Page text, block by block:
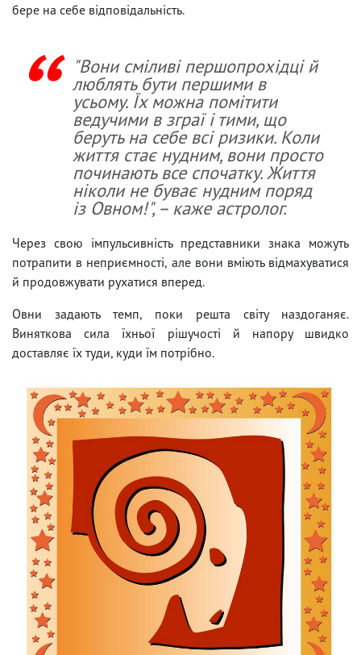
бере на себе відповідальність.
"Вони сміливі першопрохідці й
люблять бути першими в
усьому. Їх можна помітити
ведучими в зграї і тими, що
беруть на себе всі ризики. Коли
життя стає нудним, вони просто
починають все спочатку. Життя
ніколи не буває нудним поряд
із Овном!", – каже астролог.
Через свою імпульсивність представники знака можуть
потрапити в неприємності, але вони вміють відмахуватися
й продовжувати рухатися вперед.
Овни задають темп, поки решта світу наздоганяє.
Виняткова сила їхньої рішучості й напору швидко
доставляє їх туди, куди їм потрібно.